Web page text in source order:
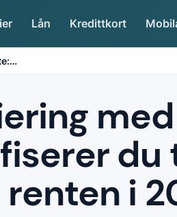
Lån Kredittkort
…
renten i